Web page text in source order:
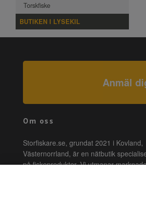
Torskfiske
BUTIKEN I LYSEKIL
Anmäl
Om oss
Storfiskare.se, grundat 2021 i Kovland,
Västernorrland, är en nätbutik
på fiskeprodukter. Vi utmanar